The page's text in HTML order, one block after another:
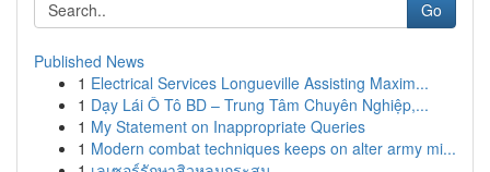
Go
Published News
1 Electrical Services Longueville Assisting Maxim...
1 Dạy Lái Ô Tô BD – Trung Tâm Chuyên Nghiệp,...
1 My Statement on Inappropriate Queries
1 Modern combat techniques keeps on alter army mi...